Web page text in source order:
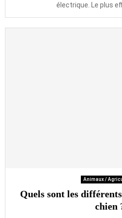
électrique. Le plus
Animaux /
Quels sont les
chien